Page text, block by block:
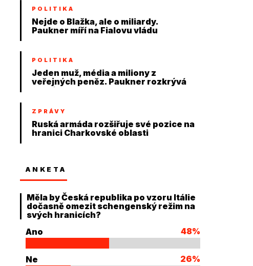
POLITIKA
Nejde o Blažka, ale o miliardy.
Paukner míří na Fialovu vládu
POLITIKA
Jeden muž, média a miliony z
veřejných peněz. Paukner rozkrývá
systém
ZPRÁVY
Ruská armáda rozšiřuje své pozice na
hranici Charkovské oblasti
ANKETA
Měla by Česká republika po vzoru Itálie
dočasně omezit schengenský režim na
svých hranicích?
Ano
48%
Ne 26%